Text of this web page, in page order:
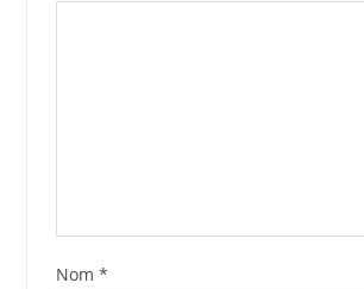
Nom *